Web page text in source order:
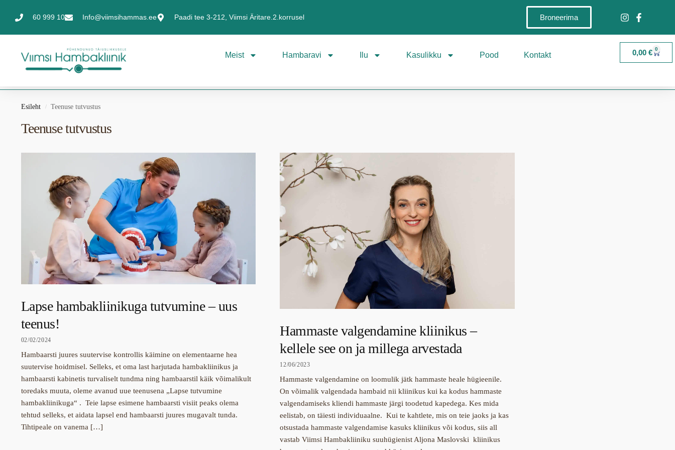
60 999 10 Info@viimsihammas.ee Paadi tee 3-212, Viimsi Äritare.2.korrusel Broneerima
Meist Hambaravi Ilu Kasulikku Pood Kontakt 0,00€ 0
Esileht / Teenuse tutvustus
Teenuse tutvustus
Lapse hambakliinikuga tutvumine – uus
teenus!
02/02/2024
Hambaarsti juures suutervise kontrollis käimine on elementaarne hea
suutervise hoidmisel. Selleks, et oma last harjutada hambakliinikus ja
hambaarsti kabinetis turvaliselt tundma ning hambaarstil käik võimalikult
toredaks muuta, oleme avanud uue teenusena „Lapse tutvumine
hambakliinikuga“ . Teie lapse esimene hambaarsti visiit peaks olema
tehtud selleks, et aidata lapsel end hambaarsti juures mugavalt tunda.
Tihtipeale on vanema […]
Hammaste valgendamine kliinikus –
kellele see on ja millega arvestada
12/06/2023
Hammaste valgendamine on loomulik jätk hammaste heale hügieenile.
On võimalik valgendada hambaid nii kliinikus kui ka kodus hammaste
valgendamiseks kliendi hammaste järgi toodetud kapedega. Kes mida
eelistab, on täiesti individuaalne. Kui te kahtlete, mis on teie jaoks ja kas
otsustada hammaste valgendamise kasuks kliinikus või kodus, siis all
vastab Viimsi Hambakliiniku suuhügienist Aljona Maslovski kliinikus